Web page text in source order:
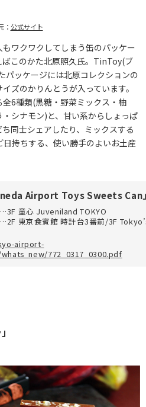
： 公式サイト
ワクワクしてしまう缶のパッケー
このかた北原照久氏。TinToy(ブ
パッケージには北原コレクションの
ズのかりんとうが入っています。
6種類(黒糖・野菜ミックス・柚
シナモン)と、甘い系からしょっぱ
同士シェアしたり、ミックスする
持ちする、使い勝手のよいお土産
Airport Toys Sweets Can
童心 Juveniland TOKYO
東京食賓館 時計台3番前/3F
airport-
772_0317_0300.pdf